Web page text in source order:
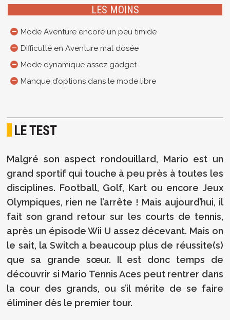
LES MOINS
Mode Aventure encore un peu timide
Difficulté en Aventure mal dosée
Mode dynamique assez gadget
Manque d’options dans le mode libre
LE TEST
Malgré son aspect rondouillard, Mario est un
grand sportif qui touche à peu près à toutes les
disciplines. Football, Golf, Kart ou encore Jeux
Olympiques, rien ne l’arrête ! Mais aujourd’hui, il
fait son grand retour sur les courts de tennis,
après un épisode Wii U assez décevant. Mais on
le sait, la Switch a beaucoup plus de réussite(s)
que sa grande sœur. Il est donc temps de
découvrir si Mario Tennis Aces peut rentrer dans
la cour des grands, ou s’il mérite de se faire
éliminer dès le premier tour.